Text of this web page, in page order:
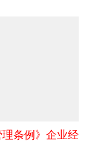
条例》企业经